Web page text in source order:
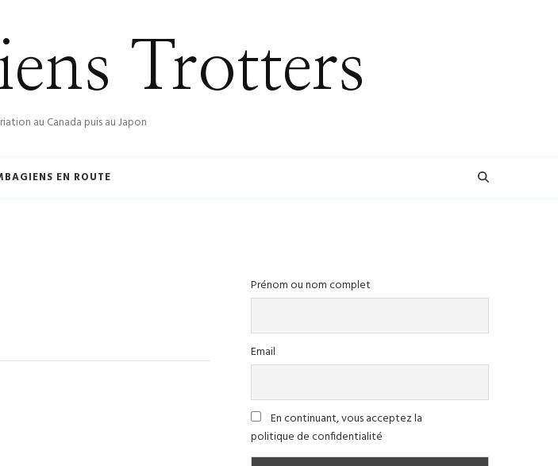
Trotters
au Canada puis au Japon
EN ROUTE
Prénom ou nom complet
Email
En continuant, vous acceptez la
politique de confidentialité